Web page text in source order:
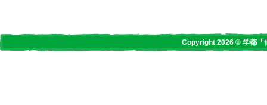
Copyright 2026 © 学都「